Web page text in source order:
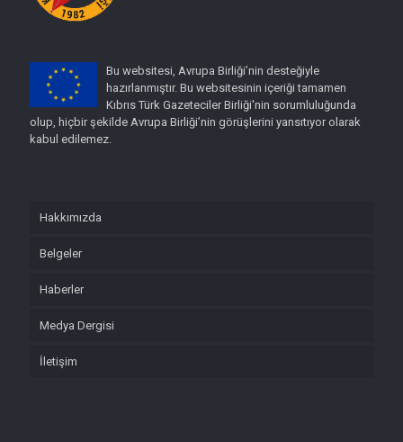
Bu websitesi, Avrupa Birliği’nin desteğiyle
hazırlanmıştır. Bu websitesinin içeriği tamamen
Kıbrıs Türk Gazeteciler Birliği'nin sorumluluğunda
olup, hiçbir şekilde Avrupa Birliği’nin görüşlerini yansıtıyor olarak
kabul edilemez.
Hakkımızda
Belgeler
Haberler
Medya Dergisi
İletişim